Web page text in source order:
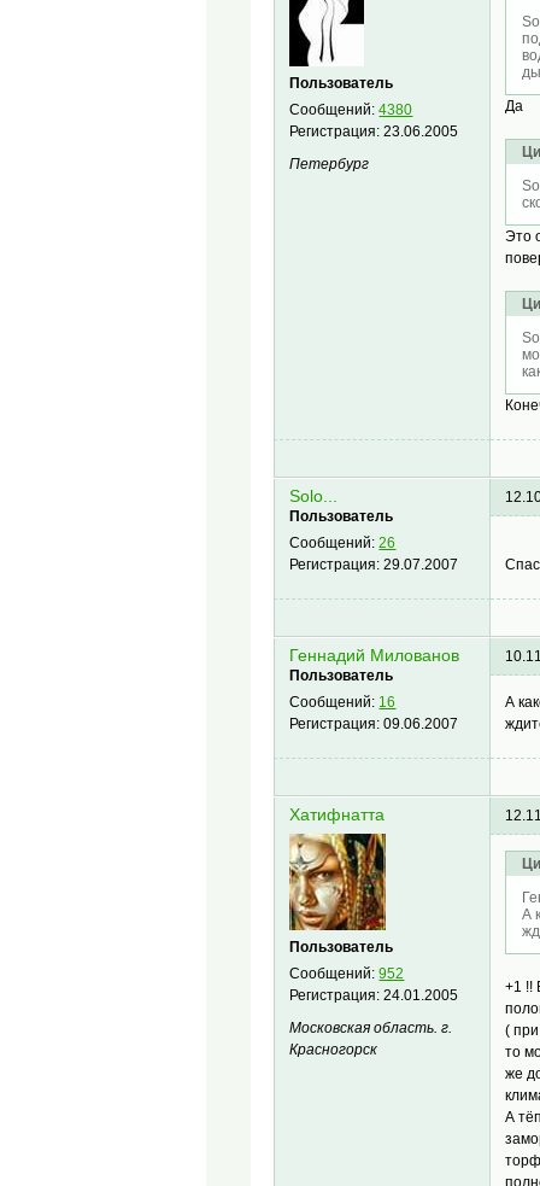
Пользователь
Сообщений:4380
Регистрация:23.06.2005
Петербург
Да
Это
Solo...
Пользователь
Сообщений:26
Регистрация:29.07.2007
Геннадий Милованов
Пользователь
Сообщений: 16
Регистрация:09.06.2007
А
Хатифнатта
Пользователь
Сообщений:952
Регистрация:24.01.2005
Московская область. г.
Красногорск
А
+1 !!
(
то
же
А